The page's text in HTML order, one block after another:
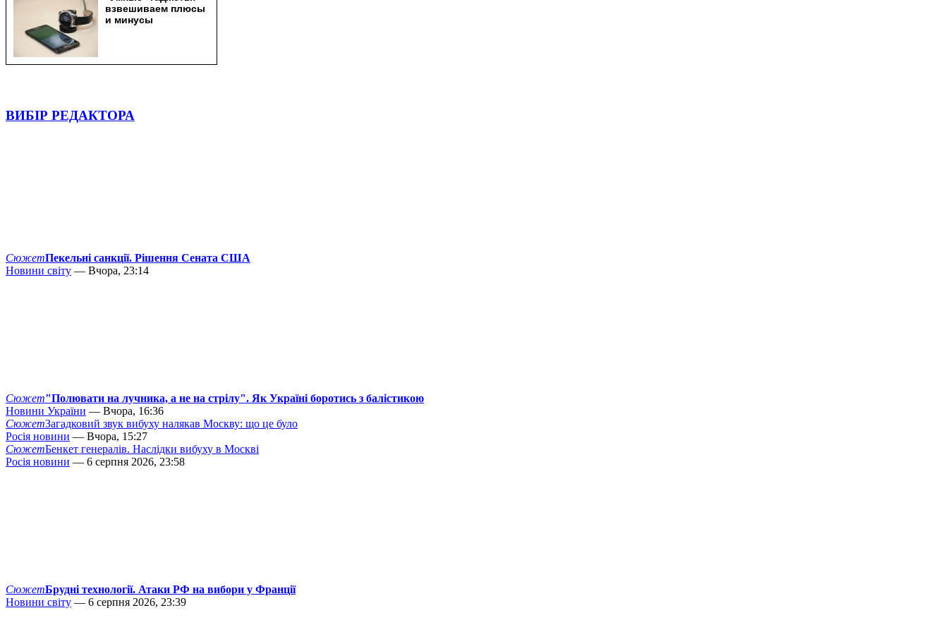
ВИБІР РЕДАКТОРА
СюжетПекельні санкції. Рішення Сената США
Новини світу — Вчора, 23:14
Сюжет"Полювати на лучника, а не на стрілу". Як Україні боротись з балістикою
Новини України — Вчора, 16:36
СюжетЗагадковий звук вибуху налякав Москву: що це було
Росія новини — Вчора, 15:27
СюжетБенкет генералів. Наслідки вибуху в Москві
Росія новини — 6 серпня 2026, 23:58
СюжетБрудні технології. Атаки РФ на вибори у Франції
Новини світу — 6 серпня 2026, 23:39